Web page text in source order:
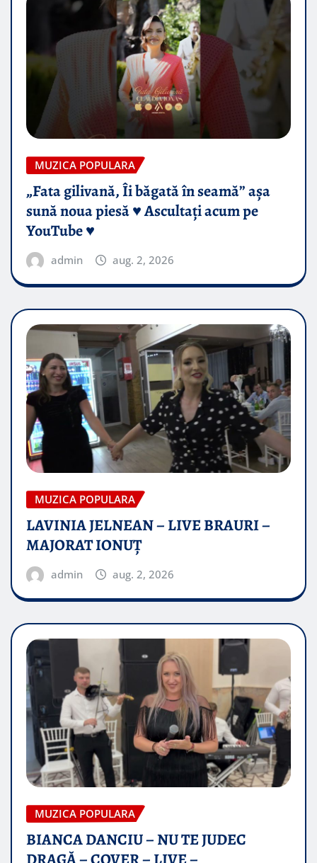
MUZICA POPULARA
„Fata gilivană, Îi băgată în seamă” așa
sună noua piesă ♥️ Ascultați acum pe
YouTube ♥️
admin aug. 2, 2026
MUZICA POPULARA
LAVINIA JELNEAN – LIVE BRAURI –
MAJORAT IONUŢ
admin aug. 2, 2026
MUZICA POPULARA
BIANCA DANCIU – NU TE JUDEC